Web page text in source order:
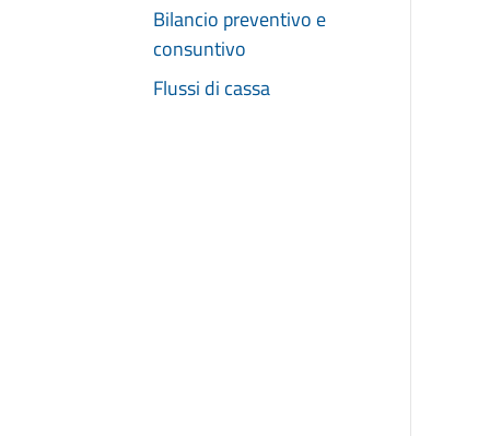
Bilancio preventivo e
consuntivo
Flussi di cassa